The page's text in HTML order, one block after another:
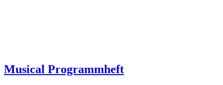
Musical Programmheft